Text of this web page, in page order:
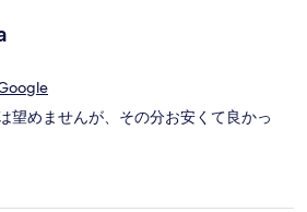
望めませんが、その分お安くて良かっ